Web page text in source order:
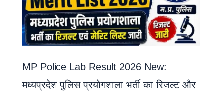
MP Police Lab Result 2026 New:
मध्यप्रदेश पुलिस प्रयोगशाला भर्ती का रिजल्ट और